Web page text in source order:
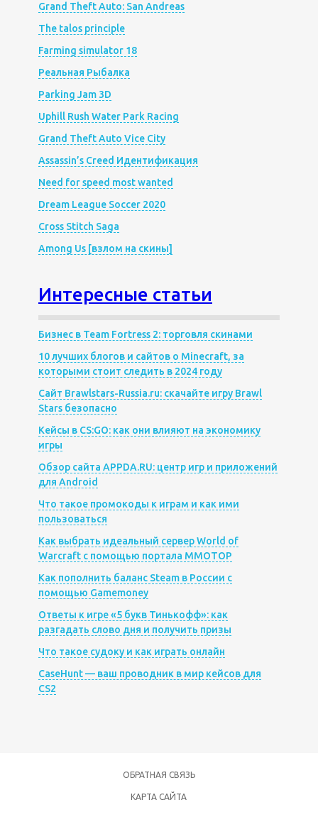
Grand Theft Auto: San Andreas
The talos principle
Farming simulator 18
Реальная Рыбалка
Parking Jam 3D
Uphill Rush Water Park Racing
Grand Theft Auto Vice City
Assassin’s Creed Идентификация
Need for speed most wanted
Dream League Soccer 2020
Cross Stitch Saga
Among Us [взлом на скины]
Интересные статьи
Бизнес в Team Fortress 2: торговля скинами
10 лучших блогов и сайтов о Minecraft, за
которыми стоит следить в 2024 году
Сайт Brawlstars-Russia.ru: скачайте игру Brawl
Stars безопасно
Кейсы в CS:GO: как они влияют на экономику
игры
Обзор сайта APPDA.RU: центр игр и приложений
для Android
Что такое промокоды к играм и как ими
пользоваться
Как выбрать идеальный сервер World of
Warcraft с помощью портала MMOTOP
Как пополнить баланс Steam в России с
помощью Gamemoney
Ответы к игре «5 букв Тинькофф»: как
разгадать слово дня и получить призы
Что такое судоку и как играть онлайн
CaseHunt — ваш проводник в мир кейсов для
CS2
ОБРАТНАЯ СВЯЗЬ
КАРТА САЙТА